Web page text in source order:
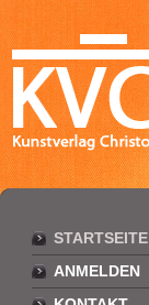
STARTSEITE
ANMELDEN